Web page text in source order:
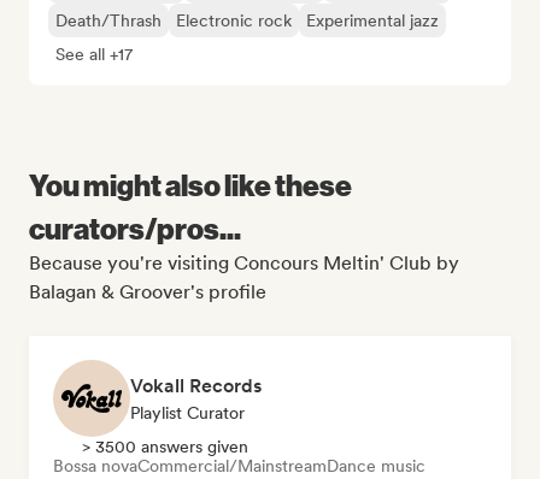
Death/Thrash
Electronic rock
Experimental jazz
See all +17
You might also like these
curators/pros...
Because you're visiting Concours Meltin' Club by
Balagan & Groover's profile
Vokall Records
Playlist Curator
> 3500 answers given
Bossa novaCommercial/MainstreamDance music